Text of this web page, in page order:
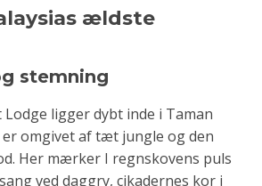
ældste
stemning
ligger dybt inde i Taman
omgivet af tæt jungle og den
Her mærker I regnskovens puls
ved daggry, cikadernes kor i